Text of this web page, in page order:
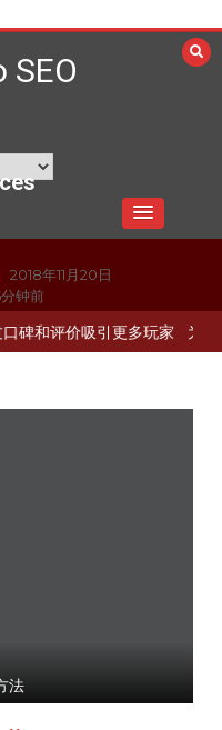
2018年11月20日
钟前
和评价吸引更多玩家 为赌场
法